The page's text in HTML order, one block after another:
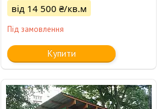
від 14 500 ₴/кв.м
Під замовлення
Купити